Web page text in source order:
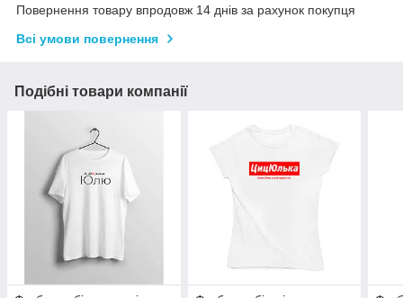
Повернення товару впродовж 14 днів за рахунок покупця
Всі умови повернення
Подібні товари компанії